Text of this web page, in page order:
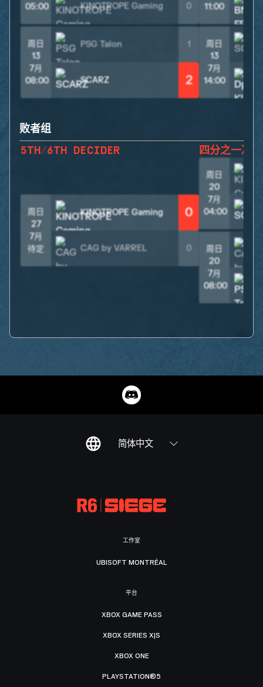
05:00
KINOTROPE Gaming 0
周日
13
7月
08:00
PSG Talon 1
SCARZ 2
11:00
周日
13
7月
14:00
败者组
5TH/6TH DECIDER
周日
27
7月
待定
KINOTROPE Gaming 0
CAG by VARREL 0
四分之一决赛
周日
20
7月
04:00
周日
20
7月
08:00
简体中文
工作室
UBISOFT MONTRÉAL
平台
XBOX GAME PASS
XBOX SERIES X|S
XBOX ONE
PLAYSTATION®5